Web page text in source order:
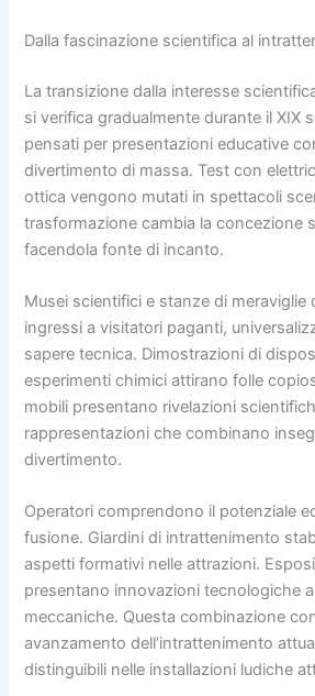
Dalla fascinazione scientifica al
La transizione dalla interesse
si verifica gradualmente durante il XIX
pensati per presentazioni educative
divertimento di massa. Test con
ottica vengono mutati in spettacoli
trasformazione cambia la concezione
facendola fonte di incanto.
Musei scientifici e stanze di meraviglie
ingressi a visitatori paganti,
sapere tecnica. Dimostrazioni di
esperimenti chimici attirano folle
mobili presentano rivelazioni
rappresentazioni che combinano
divertimento.
Operatori comprendono il potenziale
fusione. Giardini di intrattenimento
aspetti formativi nelle attrazioni.
presentano innovazioni tecnologiche
meccaniche. Questa combinazione
avanzamento dell’intrattenimento
distinguibili nelle installazioni ludiche